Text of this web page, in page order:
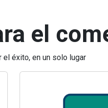
el
éxito, en un solo lugar